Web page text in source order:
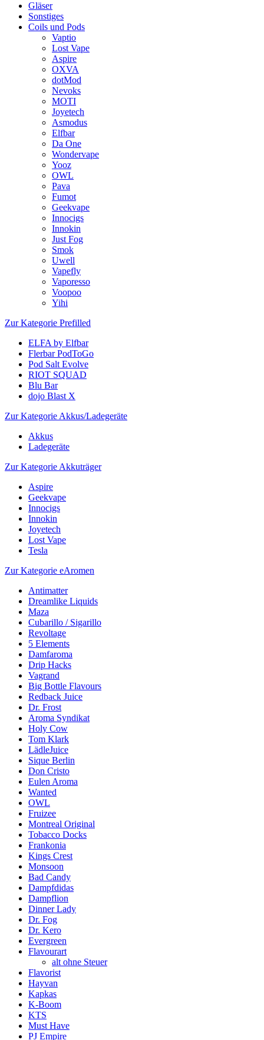
Gläser
Sonstiges
Coils und Pods
Vaptio
Lost Vape
Aspire
OXVA
dotMod
Nevoks
MOTI
Joyetech
Asmodus
Elfbar
Da One
Wondervape
Yooz
OWL
Pava
Fumot
Geekvape
Innocigs
Innokin
Just Fog
Smok
Uwell
Vapefly
Vaporesso
Voopoo
Yihi
Zur Kategorie Prefilled
ELFA by Elfbar
Flerbar PodToGo
Pod Salt Evolve
RIOT SQUAD
Blu Bar
dojo Blast X
Zur Kategorie Akkus/Ladegeräte
Akkus
Ladegeräte
Zur Kategorie Akkuträger
Aspire
Geekvape
Innocigs
Innokin
Joyetech
Lost Vape
Tesla
Zur Kategorie eAromen
Antimatter
Dreamlike Liquids
Maza
Cubarillo / Sigarillo
Revoltage
5 Elements
Damfaroma
Drip Hacks
Vagrand
Big Bottle Flavours
Redback Juice
Dr. Frost
Aroma Syndikat
Holy Cow
Tom Klark
LädleJuice
Sique Berlin
Don Cristo
Eulen Aroma
Wanted
OWL
Fruizee
Montreal Original
Tobacco Docks
Frankonia
Kings Crest
Monsoon
Bad Candy
Dampfdidas
Dampflion
Dinner Lady
Dr. Fog
Dr. Kero
Evergreen
Flavourart
alt ohne Steuer
Flavorist
Hayvan
Kapkas
K-Boom
KTS
Must Have
PJ Empire